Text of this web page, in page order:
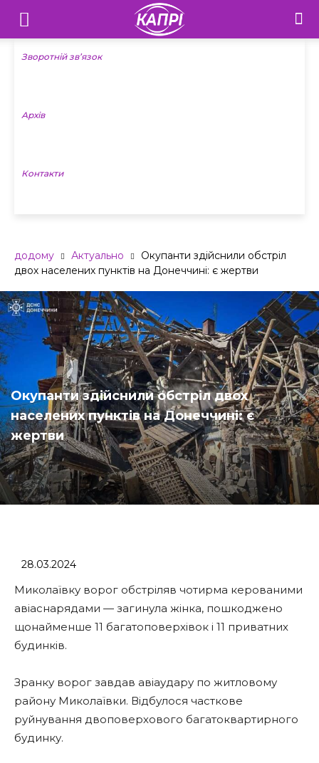
Телебачення
«Капрі»
Новини
Зворотній зв’язок
Архів
Контакти
додому Актуально
Окупанти здійснили обстріл
двох населених пунктів на Донеччині: є жертви
Окупанти здійснили обстріл двох
населених пунктів на Донеччині: є
жертви
28.03.2024
Миколаївку ворог обстріляв чотирма керованими
авіаснарядами — загинула жінка, пошкоджено
щонайменше 11 багатоповерхівок і 11 приватних
будинків.
Зранку ворог завдав авіаудару по житловому
району Миколаївки. Відбулося часткове
руйнування двоповерхового багатоквартирного
будинку.